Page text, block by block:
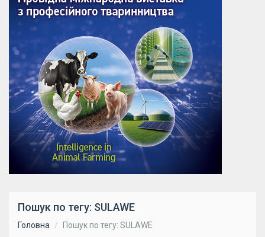
Пошук по тегу: SULAWE
Головна Пошук по тегу: SULAWE